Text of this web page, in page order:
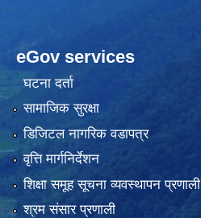
eGov services
घटना दर्ता
सामाजिक सुरक्षा
डिजिटल नागरिक वडापत्र
वृत्ति मार्गनिर्देशन
शिक्षा समूह सूचना व्यवस्थापन प्रणाली
श्रम संसार प्रणाली